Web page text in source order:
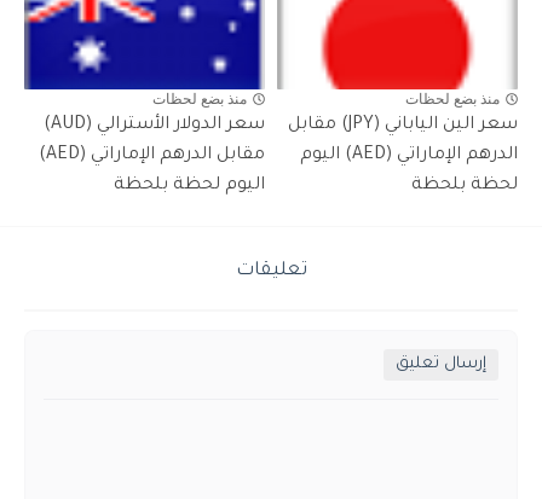
منذ بضع لحظات
سعر الين الياباني (JPY) مقابل
الدرهم الإماراتي (AED) اليوم
لحظة بلحظة
منذ بضع لحظات
سعر الدولار الأسترالي (AUD)
مقابل الدرهم الإماراتي (AED)
اليوم لحظة بلحظة
تعليقات
إرسال تعليق